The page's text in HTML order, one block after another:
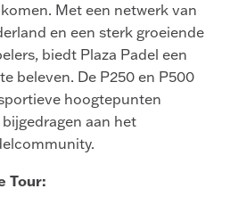
Met een netwerk van
en een sterk groeiende
biedt Plaza Padel een
beleven. De P250 en P500
hoogtepunten
aan het
Tour: